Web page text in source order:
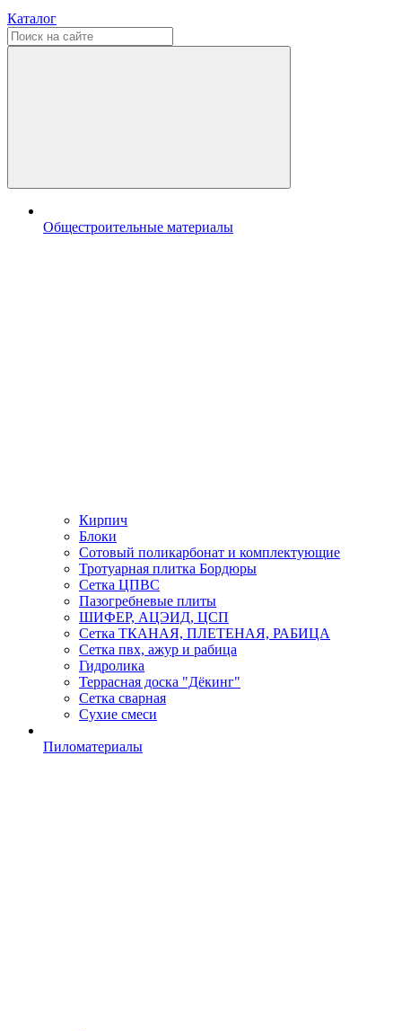
Каталог
Общестроительные материалы
Кирпич
Блоки
Сотовый поликарбонат и комплектующие
Тротуарная плитка Бордюры
Сетка ЦПВС
Пазогребневые плиты
ШИФЕР, АЦЭИД, ЦСП
Сетка ТКАНАЯ, ПЛЕТЕНАЯ, РАБИЦА
Сетка пвх, ажур и рабица
Гидролика
Террасная доска "Дёкинг"
Сетка сварная
Сухие смеси
Пиломатериалы